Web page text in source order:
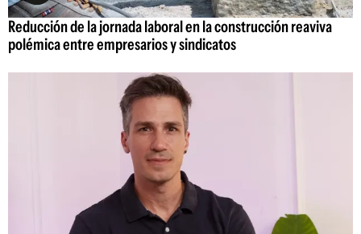
Reducción de la jornada laboral en la construcción reaviva
polémica entre empresarios y sindicatos